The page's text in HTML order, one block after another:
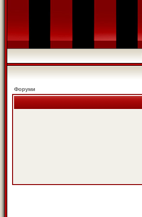
Форуми